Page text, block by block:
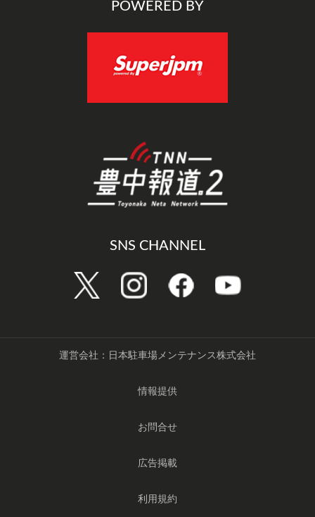
POWERED BY
SNS CHANNEL
運営会社：日本駐車場メンテナンス株式会社
情報提供
お問合せ
広告掲載
利用規約